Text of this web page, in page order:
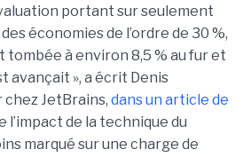
portant sur seulement
économies de l’ordre de 30 %,
à environ 8,5 % au fur et
avançait », a écrit Denis
chez JetBrains, dans un article de
l’impact de la technique du
marqué sur une charge de